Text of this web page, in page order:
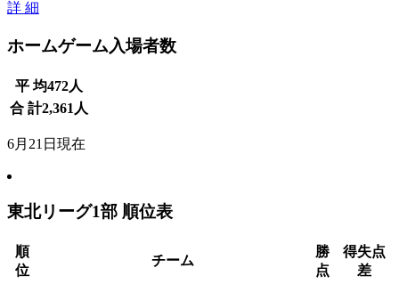
詳 細
ホームゲーム入場者数
平 均472人
合 計2,361 人
6月21日現在
東北リーグ1部 順位表
順
位
チーム
勝
点
得失点
差